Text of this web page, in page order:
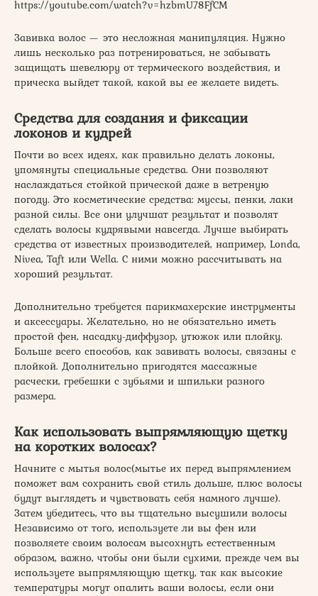
https://youtube.com/watch?v=hzbmU78FfCM
Завивка волос — это несложная манипуляция. Нужно
лишь несколько раз потренироваться, не забывать
защищать шевелюру от термического воздействия, и
прическа выйдет такой, какой вы ее желаете видеть.
Средства для создания и фиксации
локонов и кудрей
Почти во всех идеях, как правильно делать локоны,
упомянуты специальные средства. Они позволяют
наслаждаться стойкой прической даже в ветреную
погоду. Это косметические средства: муссы, пенки, лаки
разной силы. Все они улучшат результат и позволят
сделать волосы кудрявыми навсегда. Лучше выбирать
средства от известных производителей, например, Londa,
Nivea, Taft или Wella. С ними можно рассчитывать на
хороший результат.
Дополнительно требуется парикмахерские инструменты
и аксессуары. Желательно, но не обязательно иметь
простой фен, насадку-диффузор, утюжок или плойку.
Больше всего способов, как завивать волосы, связаны с
плойкой. Дополнительно пригодятся массажные
расчески, гребешки с зубьями и шпильки разного
размера.
Как использовать выпрямляющую щетку
на коротких волосах?
Начните с мытья волос(мытье их перед выпрямлением
поможет вам сохранить свой стиль дольше, плюс волосы
будут выглядеть и чувствовать себя намного лучше).
Затем убедитесь, что вы тщательно высушили волосы
Независимо от того, используете ли вы фен или
позволяете своим волосам высохнуть естественным
образом, важно, чтобы они были сухими, прежде чем вы
используете выпрямляющую щетку, так как высокие
температуры могут опалить ваши волосы, если они